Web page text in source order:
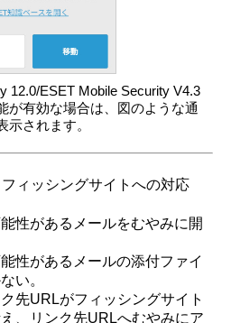
12.0/ESET Mobile Security V4.3
が有効な場合は、図のような通
示されます。
ィッシングサイトへの対応
性があるメールをむやみに開
性があるメールの添付ファイ
い。
先URLがフィッシングサイト
、リンク先URLへむやみにア